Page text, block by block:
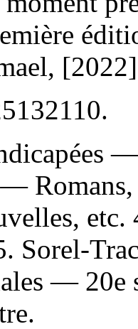
.
—
Sorel-
— 20e